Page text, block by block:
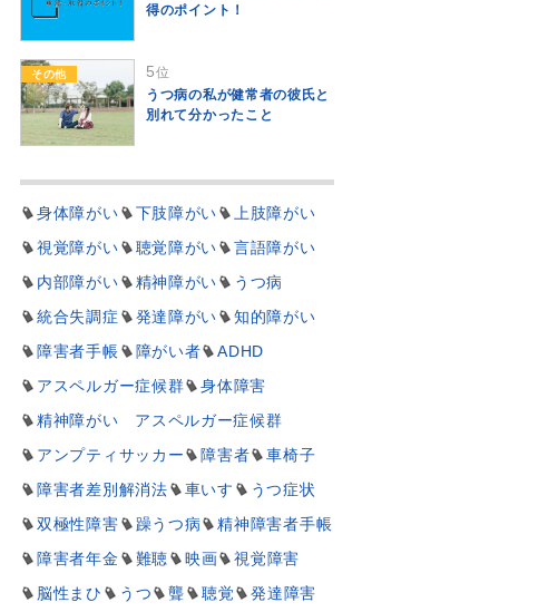
得のポイント！
その他 5位
うつ病の私が健常者の彼氏と
別れて分かったこと
身体障がい 下肢障がい
上肢障がい
視覚障がい
聴覚障がい
言語障がい
内部障がい
精神障がい
うつ病
統合失調症
発達障がい
知的障がい
障害者手帳
障がい者
ADHD
アスペルガー症候群
身体障害
精神障がい アスペルガー症候群
アンプティサッカー
障害者
車椅子
障害者差別解消法
車いす
うつ症状
双極性障害
躁うつ病
精神障害者手帳
障害者年金
難聴 映画
視覚障害
脳性まひ
うつ 聾 聴覚
発達障害